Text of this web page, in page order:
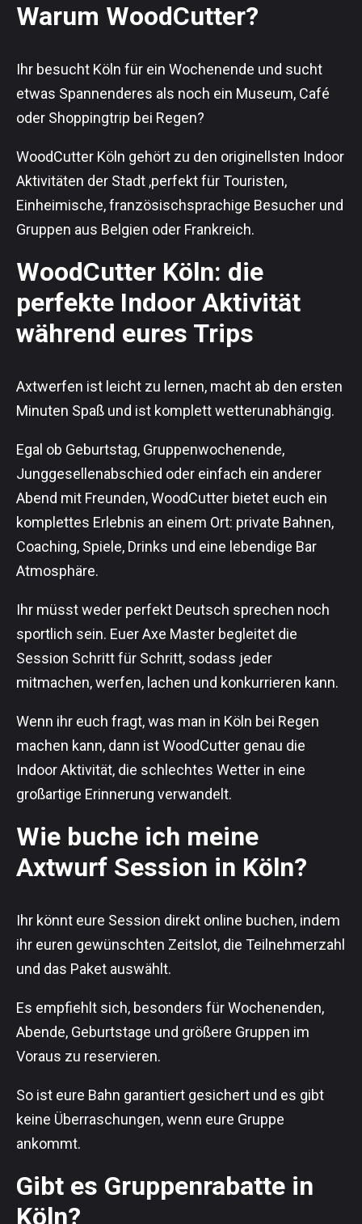
Warum WoodCutter?
Ihr besucht Köln für ein Wochenende und sucht
etwas Spannenderes als noch ein Museum, Café
oder Shoppingtrip bei Regen?
WoodCutter Köln gehört zu den originellsten Indoor
Aktivitäten der Stadt ,perfekt für Touristen,
Einheimische, französischsprachige Besucher und
Gruppen aus Belgien oder Frankreich.
WoodCutter Köln: die
perfekte Indoor Aktivität
während eures Trips
Axtwerfen ist leicht zu lernen, macht ab den ersten
Minuten Spaß und ist komplett wetterunabhängig.
Egal ob Geburtstag, Gruppenwochenende,
Junggesellenabschied oder einfach ein anderer
Abend mit Freunden, WoodCutter bietet euch ein
komplettes Erlebnis an einem Ort: private Bahnen,
Coaching, Spiele, Drinks und eine lebendige Bar
Atmosphäre.
Ihr müsst weder perfekt Deutsch sprechen noch
sportlich sein. Euer Axe Master begleitet die
Session Schritt für Schritt, sodass jeder
mitmachen, werfen, lachen und konkurrieren kann.
Wenn ihr euch fragt, was man in Köln bei Regen
machen kann, dann ist WoodCutter genau die
Indoor Aktivität, die schlechtes Wetter in eine
großartige Erinnerung verwandelt.
Wie buche ich meine
Axtwurf Session in Köln?
Ihr könnt eure Session direkt online buchen, indem
ihr euren gewünschten Zeitslot, die Teilnehmerzahl
und das Paket auswählt.
Es empfiehlt sich, besonders für Wochenenden,
Abende, Geburtstage und größere Gruppen im
Voraus zu reservieren.
So ist eure Bahn garantiert gesichert und es gibt
keine Überraschungen, wenn eure Gruppe
ankommt.
Gibt es Gruppenrabatte in
Köln?